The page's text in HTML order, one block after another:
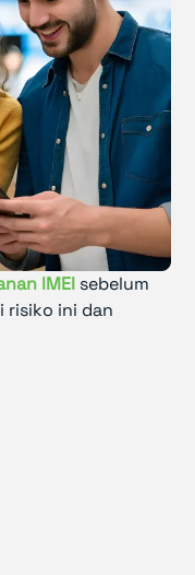
IMEI sebelum
risiko ini dan